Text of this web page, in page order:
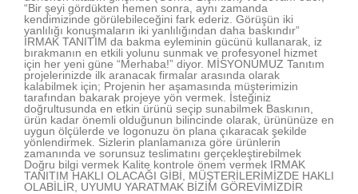
“Bir şeyi gördükten hemen sonra, aynı zamanda
kendimizinde görülebileceğini fark ederiz. Görüşün iki
yanlılığı konuşmaların iki yanlılığından daha baskındır”
IRMAK TANITIM da bakma eyleminin gücünü kullanarak, iz
bırakmanın en etkili yolunu sunmak ve profesyonel hizmet
için her yeni güne “Merhaba!” diyor. MİSYONUMUZ Tanıtım
projelerinizde ilk aranacak firmalar arasında olarak
kalabilmek için; Projenin her aşamasında müşterimizin
tarafından bakarak projeye yön vermek. İsteğiniz
doğrultusunda en etkin ürünü seçip sunabilmek Baskının,
ürün kadar önemli olduğunun bilincinde olarak, ürününüze en
uygun ölçülerde ve logonuzu ön plana çıkaracak şekilde
yönlendirmek. Sizlerin planlamanıza göre ürünlerin
zamanında ve sorunsuz teslimatını gerçekleştirebilmek
Doğru bilgi vermek Kalite kontrole önem vermek IRMAK
TANITIM HAKLI OLACAĞI GİBİ, MÜŞTERİLERİMİZDE HAKLI
OLABİLİR, UYUMU YARATMAK BİZİM GÖREVİMİZDİR